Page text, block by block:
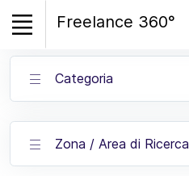
Freelance 360°
Categoria
Zona / Area di Ricerca